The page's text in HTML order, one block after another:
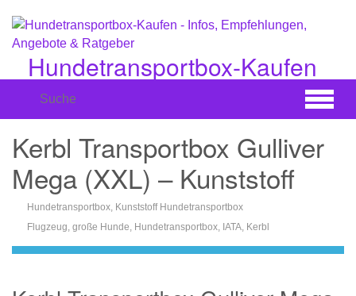
Hauptinhalt
springen
Hundetransportbox-Kaufen
Kerbl Transportbox Gulliver
Mega (XXL) – Kunststoff
Hundetransportbox, Kunststoff Hundetransportbox
Flugzeug große Hunde Hundetransportbox IATA Kerbl